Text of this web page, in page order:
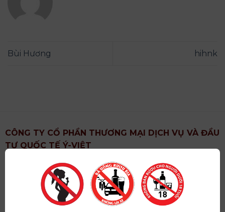
Bùi Hương hihnk
CÔNG TY CỔ PHẦN THƯƠNG MẠI DỊCH VỤ VÀ ĐẦU
TƯ QUỐC TẾ Ý-VIỆT
: Khu 6, Xã Hoài Đức, Thành Phố Hà Nội
Showroom: Số 09 Phố Liễu Giai, Phường Ngọc Hà,
Thành Phố Hà Nội
Giấy ĐKKD số: 0102751615 do Sở Tài Chính Thành